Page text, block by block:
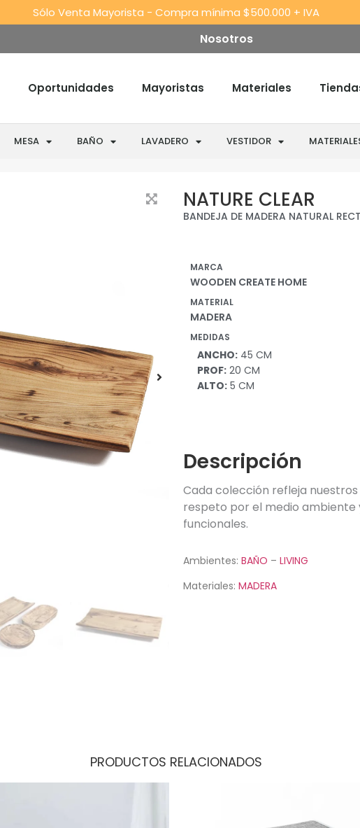
Sólo Venta Mayorista - Compra mínima $500.000 + IVA
Nosotros
Oportunidades Mayoristas Materiales
MESA BAÑO LAVADERO VESTIDOR
NATURE CLEAR
BANDEJA DE MADERA NATURAL
MARCA
WOODEN CREATE HOME
MATERIAL
MADERA
MEDIDAS
ANCHO: 45 CM
PROF: 20 CM
ALTO: 5 CM
Descripción
Cada colección refleja
respeto por el medio
funcionales.
Ambientes: BAÑO – LIVING
Materiales: MADERA
PRODUCTOS RELACIONADOS